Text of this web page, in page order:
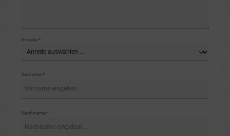
Anrede*
Vorname*
Nachname*